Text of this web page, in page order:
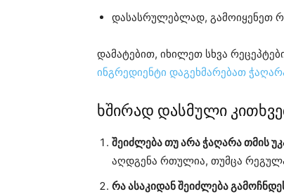
დასასრულებლად, გამოიყენეთ
დამატებით, იხილეთ სხვა
ინგრედიენტი დაგეხმარებათ
ხშირად დასმული
შეიძლება თუ არა ჭაღარა თმის
აღდგენა რთულია, თუმცა
რა ასაკიდან შეიძლება